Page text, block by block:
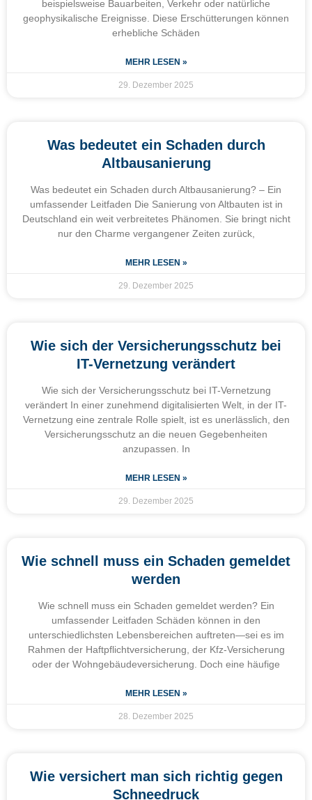
beispielsweise Bauarbeiten, Verkehr oder natürliche
geophysikalische Ereignisse. Diese Erschütterungen können
erhebliche Schäden
MEHR LESEN »
29. Dezember 2025
Was bedeutet ein Schaden durch
Altbausanierung
Was bedeutet ein Schaden durch Altbausanierung? – Ein
umfassender Leitfaden Die Sanierung von Altbauten ist in
Deutschland ein weit verbreitetes Phänomen. Sie bringt nicht
nur den Charme vergangener Zeiten zurück,
MEHR LESEN »
29. Dezember 2025
Wie sich der Versicherungsschutz bei
IT-Vernetzung verändert
Wie sich der Versicherungsschutz bei IT-Vernetzung
verändert In einer zunehmend digitalisierten Welt, in der IT-
Vernetzung eine zentrale Rolle spielt, ist es unerlässlich, den
Versicherungsschutz an die neuen Gegebenheiten
anzupassen. In
MEHR LESEN »
29. Dezember 2025
Wie schnell muss ein Schaden gemeldet
werden
Wie schnell muss ein Schaden gemeldet werden? Ein
umfassender Leitfaden Schäden können in den
unterschiedlichsten Lebensbereichen auftreten—sei es im
Rahmen der Haftpflichtversicherung, der Kfz-Versicherung
oder der Wohngebäudeversicherung. Doch eine häufige
MEHR LESEN »
28. Dezember 2025
Wie versichert man sich richtig gegen
Schneedruck